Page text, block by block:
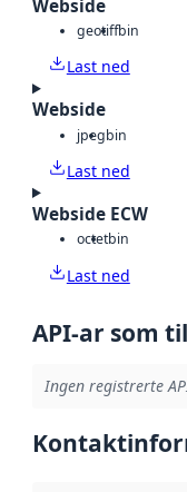
Webside
geotiffbin
Last ned
Webside
jpegbin
Last ned
Webside ECW
octetbin
Last ned
API-ar som
Ingen registrerte